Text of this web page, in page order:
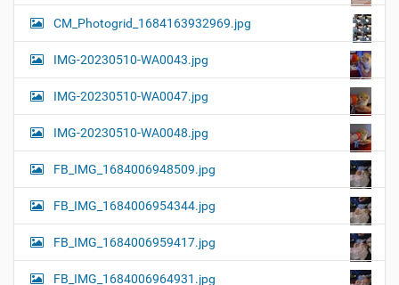
CM_Photogrid_1684163932969.jpg
IMG-20230510-WA0043.jpg
IMG-20230510-WA0047.jpg
IMG-20230510-WA0048.jpg
FB_IMG_1684006948509.jpg
FB_IMG_1684006954344.jpg
FB_IMG_1684006959417.jpg
FB_IMG_1684006964931.jpg